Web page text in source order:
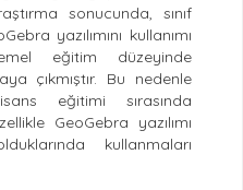
sonucunda, sınıf
yazılımını kullanımı
eğitim düzeyinde
çıkmıştır. Bu nedenle
eğitimi sırasında
GeoGebra yazılımı
kullanmaları